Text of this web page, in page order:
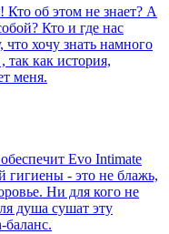
Кто об этом не знает? А
Кто и где нас
хочу знать намного
так как история,
меня.
Evo Intimate
гигиены - это не блажь,
Ни для кого не
душа сушат эту